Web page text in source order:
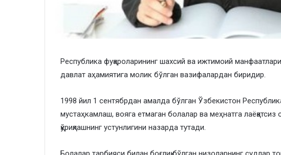
Республика фуқароларининг шахсий ва ижтимоий
давлат аҳамиятига молик бўлган вазифалардан биридир.
1998 йил 1 сентябрдан амалда бўлган Ўзбекистон
мустаҳкамлаш, вояга етмаган болалар ва меҳнатга
қўриқлашнинг устунлигини назарда тутади.